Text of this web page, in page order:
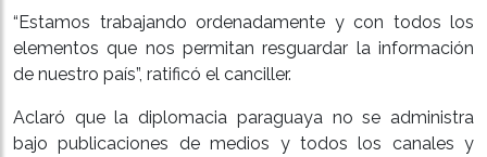
“Estamos trabajando ordenadamente y con todos los
elementos que nos permitan resguardar la información
de nuestro país”, ratificó el canciller.
Aclaró que la diplomacia paraguaya no se administra
bajo publicaciones de medios y todos los canales y